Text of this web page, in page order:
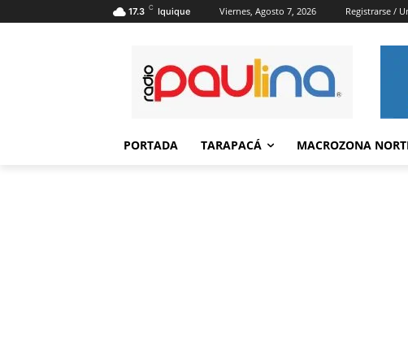
17.3 C Iquique Viernes, Agosto 7, 2026 Registrarse /
PORTADA TARAPACÁ MACROZONA